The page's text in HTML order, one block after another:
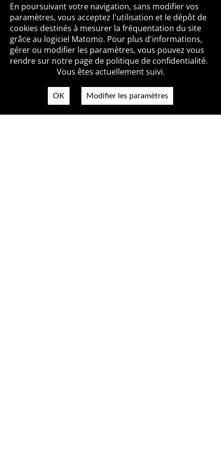
Toutes les BiblioAlertes
Qui sommes-nous ? Mentions légales
Accessibilité
Politique de confidentialité
Contact
En poursuivant votre navigation, sans modifier vos
paramètres, vous acceptez l'utilisation et le dépôt de
cookies destinés à mesurer la fréquentation du site
grâce au logiciel Matomo. Pour plus d'informations,
gérer ou modifier les paramètres, vous pouvez vous
rendre sur notre page de politique de confidentialité.
Vous êtes actuellement suivi.
OK Modifier les paramètres